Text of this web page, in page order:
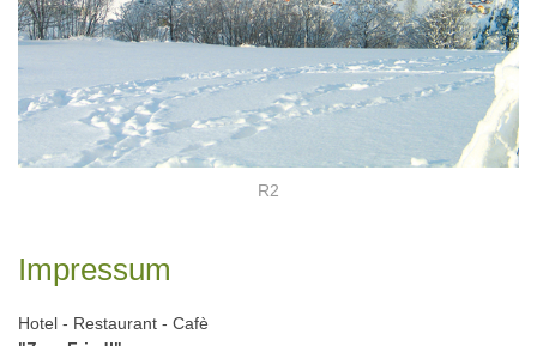
R2
Impressum
Hotel - Restaurant - Cafè